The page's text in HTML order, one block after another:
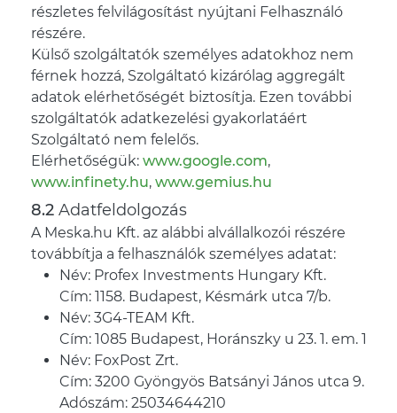
részletes felvilágosítást nyújtani Felhasználó
részére.
Külső szolgáltatók személyes adatokhoz nem
férnek hozzá, Szolgáltató kizárólag aggregált
adatok elérhetőségét biztosítja. Ezen további
szolgáltatók adatkezelési gyakorlatáért
Szolgáltató nem felelős.
Elérhetőségük: www.google.com,
www.infinety.hu, www.gemius.hu
Adatfeldolgozás
A Meska.hu Kft. az alábbi alvállalkozói részére
továbbítja a felhasználók személyes adatat:
Név: Profex Investments Hungary Kft.
Cím: 1158. Budapest, Késmárk utca 7/b.
Név: 3G4-TEAM Kft.
Cím: 1085 Budapest, Horánszky u 23. 1. em. 1
Név: FoxPost Zrt.
Cím: 3200 Gyöngyös Batsányi János utca 9.
Adószám: 25034644210